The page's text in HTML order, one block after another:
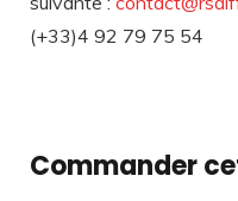
(+33)4 92 79 75 54
Commander